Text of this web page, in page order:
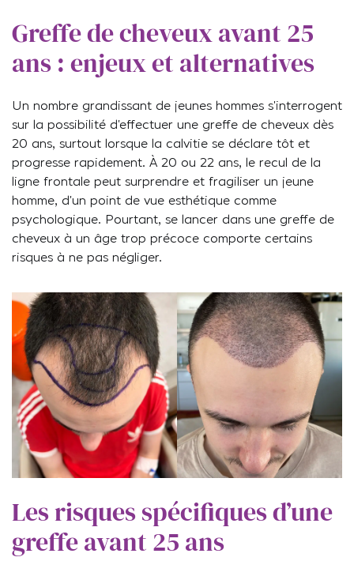
Greffe de cheveux avant 25
ans : enjeux et alternatives
Un nombre grandissant de jeunes hommes s’interrogent
sur la possibilité d’effectuer une greffe de cheveux dès
20 ans, surtout lorsque la calvitie se déclare tôt et
progresse rapidement. À 20 ou 22 ans, le recul de la
ligne frontale peut surprendre et fragiliser un jeune
homme, d’un point de vue esthétique comme
psychologique. Pourtant, se lancer dans une greffe de
cheveux à un âge trop précoce comporte certains
risques à ne pas négliger.
Les risques spécifiques d’une
greffe avant 25 ans